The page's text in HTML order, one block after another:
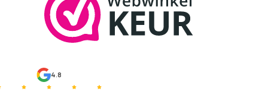
makkelijk(
ben denk
ik 10 min
bezig
4.8